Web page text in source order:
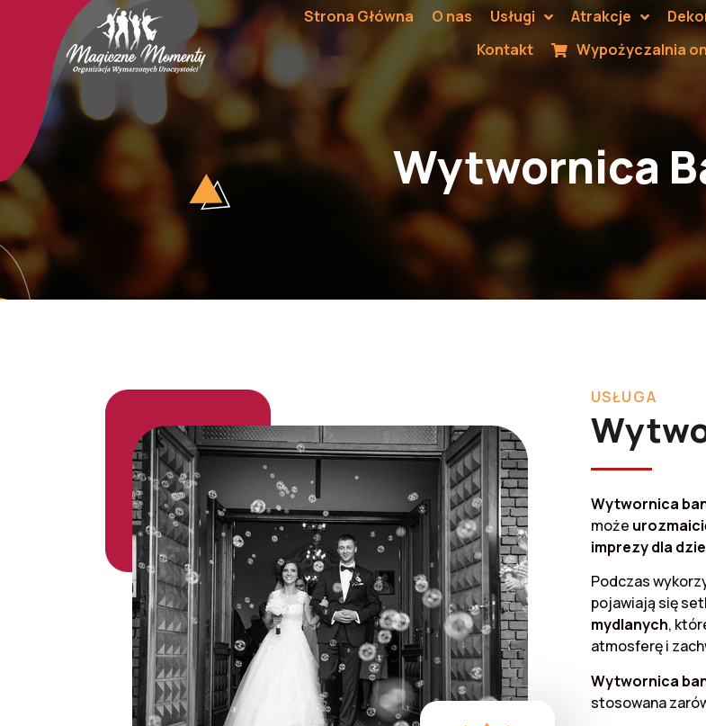
Strona Główna O nas Usługi Atrakcje
Kontakt
Wypożyczalnia
Wytwornica
USŁUGA
Wytwornica
może
imprezy dla
Podczas
pojawiają się
mydlanych,
atmosferę i
Wytwornica
stosowana